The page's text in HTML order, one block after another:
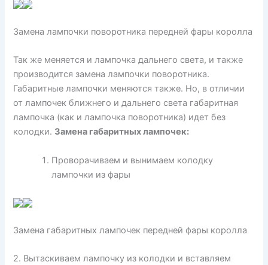
Замена лампочки поворотника передней фары королла
Так же меняется и лампочка дальнего света, и также
производится замена лампочки поворотника.
Габаритные лампочки меняются также. Но, в отличии
от лампочек ближнего и дальнего света габаритная
лампочка (как и лампочка поворотника) идет без
колодки. Замена габаритных лампочек:
Проворачиваем и вынимаем колодку
лампочки из фары
Замена габаритных лампочек передней фары королла
2. Вытаскиваем лампочку из колодки и вставляем